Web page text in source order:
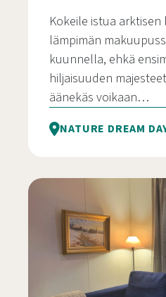
Kokeile istua
lämpimän
kuunnella, ehkä
hiljaisuuden
äänekäs voikaan…
NATURE DREAM